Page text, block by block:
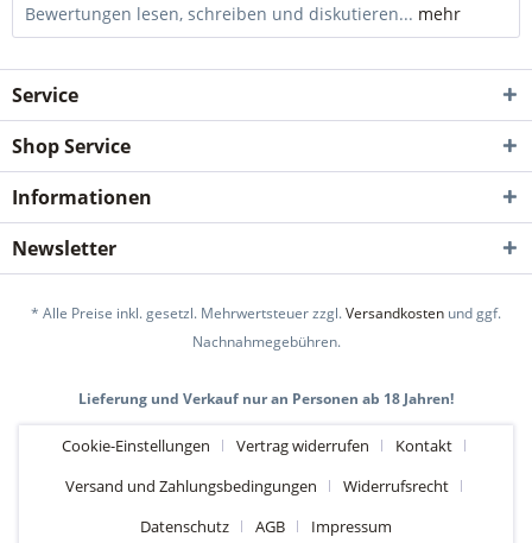
Bewertungen lesen, schreiben und diskutieren... mehr
Service
Shop Service
Informationen
Newsletter
* Alle Preise inkl. gesetzl. Mehrwertsteuer zzgl.Versandkosten und ggf.
Nachnahmegebühren.
Lieferung und Verkauf nur an Personen ab 18 Jahren!
Cookie-Einstellungen Vertrag widerrufen
Kontakt
Versand und Zahlungsbedingungen
Widerrufsrecht
Datenschutz
AGB Impressum